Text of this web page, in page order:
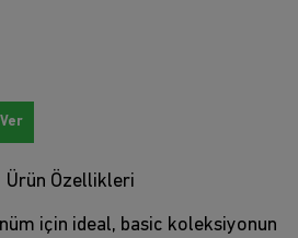
Ürün Özellikleri
için ideal, basic koleksiyonun